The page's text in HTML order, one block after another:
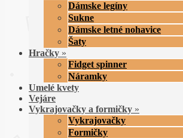
Dámske legíny
Sukne
Dámske letné nohavice
Šaty
Hračky »
Fidget spinner
Náramky
Umelé kvety
Vejáre
Vykrajovačky a formičky »
Vykrajovačky
Formičky